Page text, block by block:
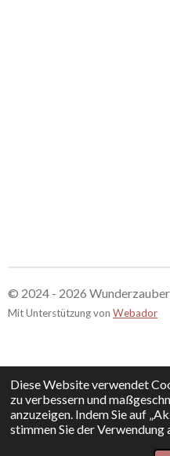
Diese Website verwendet
zu verbessern und
anzuzeigen. Indem Sie auf
stimmen Sie der Verwendung
© 2024 - 2026
Mit Unterstützung von Webador